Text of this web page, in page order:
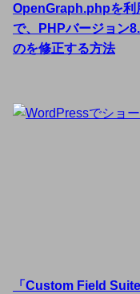
OpenGraph.phpを利
で、PHPバージョン
のを修正する方法
「Custom Field